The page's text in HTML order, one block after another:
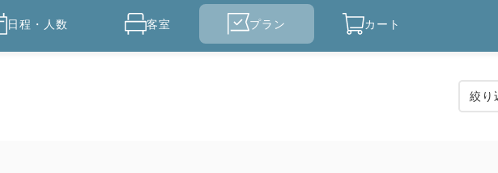
日程・人数 客室 プラン カート
絞り